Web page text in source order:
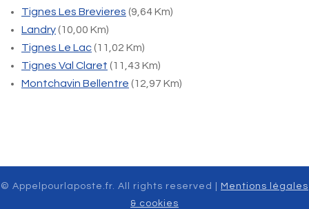
Tignes Les Brevieres (9,64 Km)
Landry(10,00 Km)
Tignes Le Lac(11,02 Km)
Tignes Val Claret (11,43 Km)
Montchavin Bellentre (12,97 Km)
© Appelpourlaposte.fr. All rights reserved |
Mentions légales
& cookies